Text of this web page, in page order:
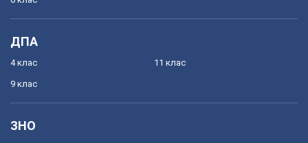
ДПА
4 клас
9 клас
11 клас
ЗНО